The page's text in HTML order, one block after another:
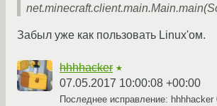
Забыл уже как пользовать Linux'ом.
hhhhacker ★
07.05.2017 10:00:08 +00:00
Последнее исправление: hhhhacker